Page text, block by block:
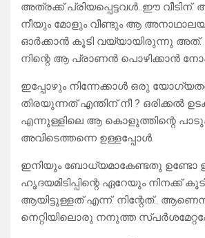
അത്രക്ക് പ്രിയപ്പെട്ടവൾ..ഈ
നീയും മോളും വീണ്ടും ആ
ഓർക്കാൻ കൂടി വയ്യായിരുന്നു അത്.
നിന്റെ ആ പ്രാണൻ പൊഴിക്കാൻ
ഇപ്പോഴും നിന്നേക്കാൾ ഒരു
തിരയുന്നത് എന്തിന് നീ ? ഒരിക്കൽ
എന്നുള്ളിലെ ആ കൊളുത്തിന്റെ
അവിടെത്തന്നെ ഉള്ളപ്പോൾ.
ഇനിയും ബോധ്യമാകേണ്ടതു
ഹൃദയമിടിപ്പിന്റെ ഏറേയും നിനക്ക്
ആയിട്ടുള്ളത് എന്ന്. നിന്റേത്..
നെറ്റിയിലൊരു നനുത്ത